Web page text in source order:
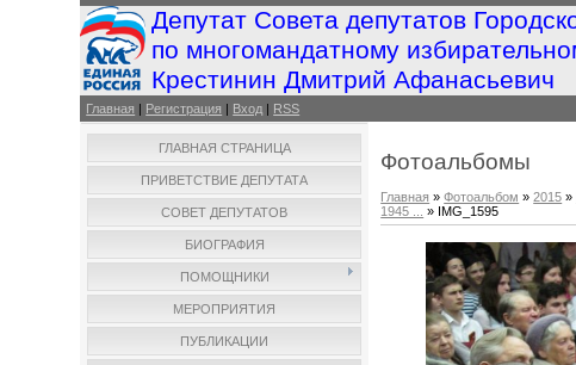
Депутат Совета депутатов
по многомандатному
Крестинин Дмитрий Афанасьевич
Главная | Регистрация | Вход | RSS
ГЛАВНАЯ СТРАНИЦА
ПРИВЕТСТВИЕ ДЕПУТАТА
СОВЕТ ДЕПУТАТОВ
БИОГРАФИЯ
ПОМОЩНИКИ
МЕРОПРИЯТИЯ
ПУБЛИКАЦИИ
Фотоальбомы
Главная »Фотоальбом »2015 »
1945 ...
» IMG_1595